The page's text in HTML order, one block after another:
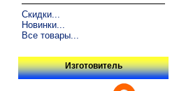
Скидки...
Новинки...
Все товары...
Изготовитель